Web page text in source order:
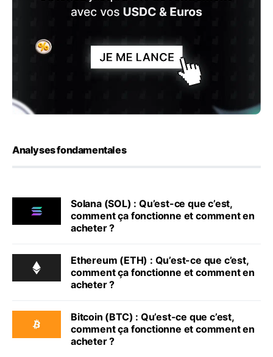
Analyses fondamentales
Solana (SOL) : Qu’est-ce que c’est,
comment ça fonctionne et comment en
acheter ?
Ethereum (ETH) : Qu’est-ce que c’est,
comment ça fonctionne et comment en
acheter ?
Bitcoin (BTC) : Qu’est-ce que c’est,
comment ça fonctionne et comment en
acheter ?